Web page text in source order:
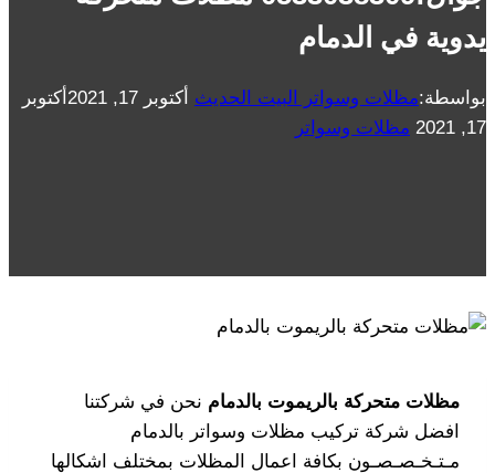
يدوية في الدمام
بواسطة:مظلات وسواتر البيت الحديث أكتوبر 17, 2021
أكتوبر
17, 2021
مظلات وسواتر
مظلات متحركة بالريموت بالدمام نحن في شركتنا
افضل شركة تركيب مظلات وسواتر بالدمام
مـتـخـصـصـون بكافة اعمال المظلات بمختلف اشكالها